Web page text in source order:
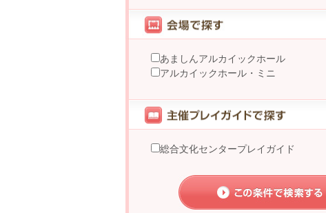
あましんアルカイックホール
アルカイックホール・ミニ
総合文化センタープレイガイド